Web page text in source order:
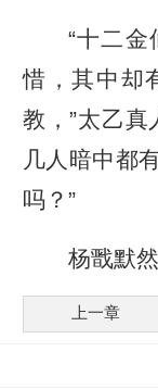
“十二
惜，其中却
教，”太乙真
几人暗中都
吗？”
杨戬默
上一章